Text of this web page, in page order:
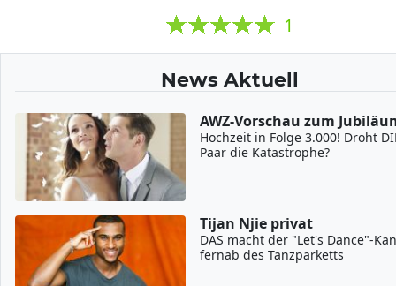
1
News Aktuell
AWZ-Vorschau zum
Hochzeit in Folge 3.000! Droht
Paar die Katastrophe?
Tijan Njie privat
DAS macht der "Let's Dance"-
fernab des Tanzparketts